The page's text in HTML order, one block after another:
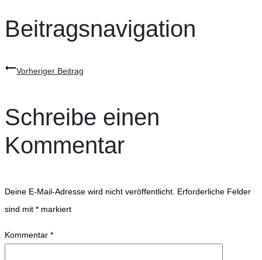
Beitragsnavigation
Vorheriger Beitrag
Schreibe einen
Kommentar
Deine E-Mail-Adresse wird nicht veröffentlicht. Erforderliche Felder
sind mit * markiert
Kommentar *